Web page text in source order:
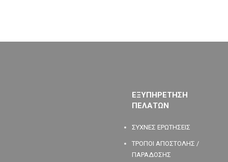
ΕΞΥΠΗΡΕΤΗΣΗ
ΠΕΛΑΤΩΝ
ΣΥΧΝΕΣ ΕΡΩΤΗΣΕΙΣ
ΤΡΟΠΟΙ ΑΠΟΣΤΟΛΗΣ /
ΠΑΡΑΔΟΣΗΣ